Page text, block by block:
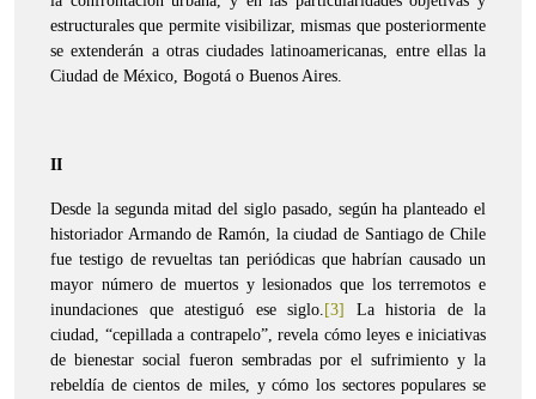
estructurales que permite visibilizar, mismas que posteriormente
se extenderán a otras ciudades latinoamericanas, entre ellas la
Ciudad de México, Bogotá o Buenos Aires.
II
Desde la segunda mitad del siglo pasado, según ha planteado el
historiador Armando de Ramón, la ciudad de Santiago de Chile
fue testigo de revueltas tan periódicas que habrían causado un
mayor número de muertos y lesionados que los terremotos e
inundaciones que atestiguó ese siglo. [3]
La historia de la
ciudad, “cepillada a contrapelo”, revela cómo leyes e iniciativas
de bienestar social fueron sembradas por el sufrimiento y la
rebeldía de cientos de miles, y cómo los sectores populares se